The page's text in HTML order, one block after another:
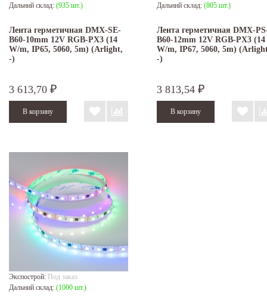
Дальний склад: (935 шт.)
Лента герметичная DMX-SE-
B60-10mm 12V RGB-PX3 (14
W/m, IP65, 5060, 5m) (Arlight,
-)
3 613,70 ₽
Дальний склад: (805 шт.)
Лента герметичная DMX-
B60-12mm 12V RGB-PX3 (14
W/m, IP67, 5060, 5m)
-)
3 813,54 ₽
Экспострой: Под заказ
Дальний склад: (1000 шт.)